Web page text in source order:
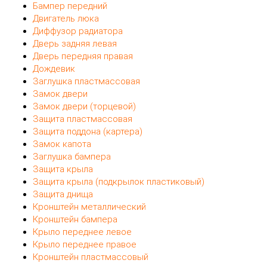
Бампер передний
Двигатель люка
Диффузор радиатора
Дверь задняя левая
Дверь передняя правая
Дождевик
Заглушка пластмассовая
Замок двери
Замок двери (торцевой)
Защита пластмассовая
Защита поддона (картера)
Замок капота
Заглушка бампера
Защита крыла
Защита крыла (подкрылок пластиковый)
Защита днища
Кронштейн металлический
Кронштейн бампера
Крыло переднее левое
Крыло переднее правое
Кронштейн пластмассовый